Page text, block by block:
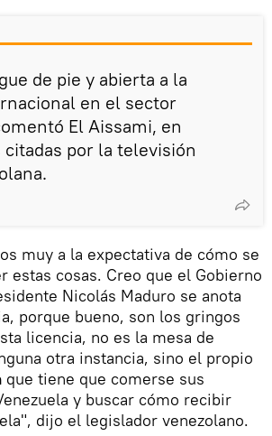
de pie y abierta a la
en el sector
El Aissami, en
por la televisión
muy a la expectativa de cómo se
estas cosas. Creo que el Gobierno
Nicolás Maduro se anota
porque bueno, son los gringos
licencia, no es la mesa de
otra instancia, sino el propio
que tiene que comerse sus
y buscar cómo recibir
dijo el legislador venezolano.